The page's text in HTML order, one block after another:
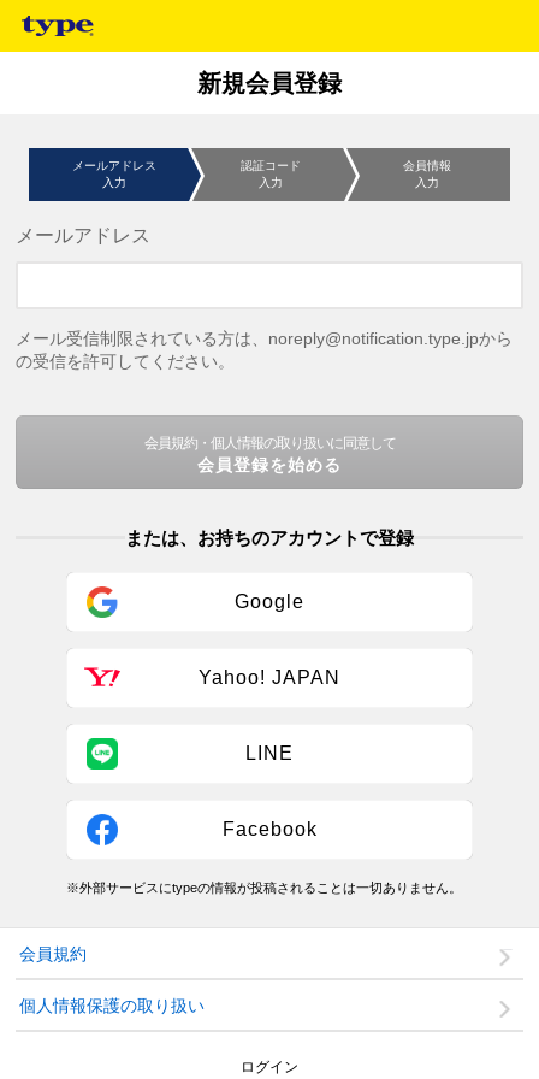
新規会員登録
メールアドレス
入力
認証コード
入力
会員情報
入力
メールアドレス
メール受信制限されている方は、noreply@notification.type.jpから
の受信を許可してください。
会員規約・個人情報の取り扱いに同意して
会員登録を始める
または、お持ちのアカウントで登録
Google
Yahoo! JAPAN
LINE
Facebook
※外部サービスにtypeの情報が投稿されることは一切ありません。
会員規約
個人情報保護の取り扱い
ログイン